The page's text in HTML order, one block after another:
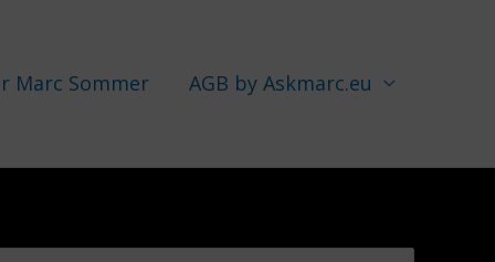
Marc Sommer AGB by Askmarc.eu